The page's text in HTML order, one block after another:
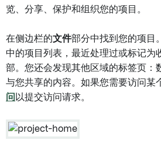
览、分享、保护和组织您的项目。
在侧边栏的文件部分中找到您的项目
中的项目列表，最近处理过或标记为
部。您还会发现其他区域的标签页：
与您共享的内容。如果您需要访问某
问 以提交访问请求。